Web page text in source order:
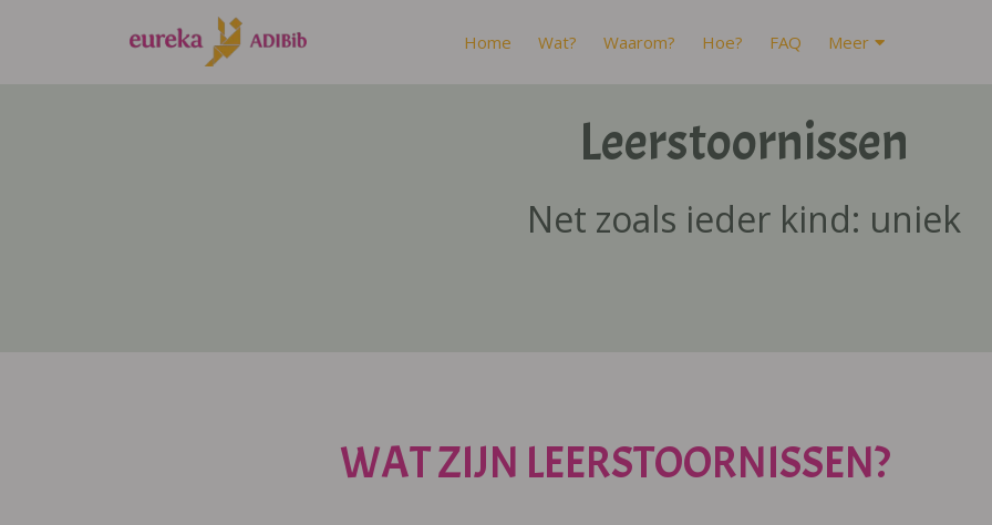
Home Wat? Waarom? Hoe? FAQ Meer
Leerstoornissen
Net zoals ieder kind: uniek
WAT ZIJN LEERSTOORNISSEN?